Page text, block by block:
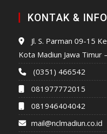
KONTAK &
Jl. S. Parman 09-15
Kota Madiun Jawa Timur
(0351) 466542
081977772015
081946404042
mail@nclmadiun.co.id